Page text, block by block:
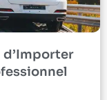
d’Importer